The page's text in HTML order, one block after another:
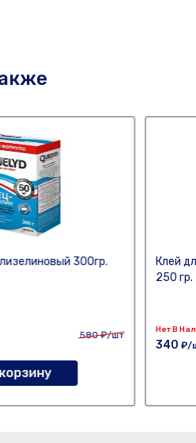
300гр.
580₽/шт
Клей
250 гр.
Нет В
340 ₽/